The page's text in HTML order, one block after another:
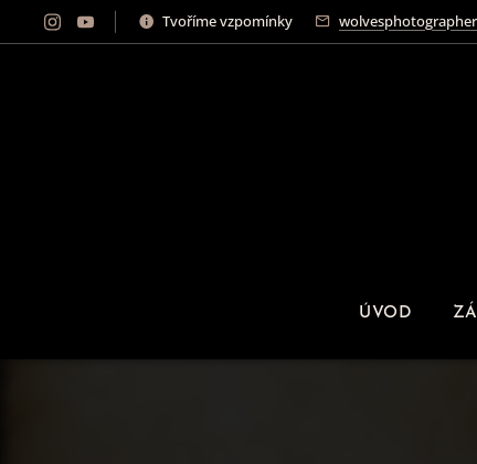
Tvoříme vzpomínky
ÚVOD